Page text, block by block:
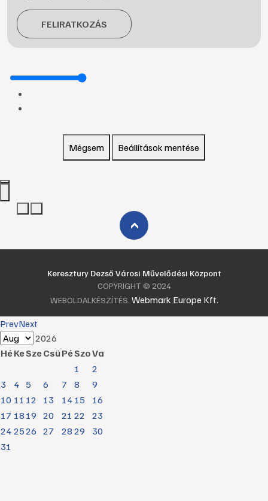
FELIRATKOZÁS
Mégsem Beállítások mentése
›
Keresztury Dezső Városi Művelődési Központ
COPYRIGHT © 2024
WEBOLDALKÉSZÍTÉS: Webmark Europe Kft.
PrevNext
2026
HéKeSzeCsüPéSzoVa
1
2
3
4 5 6 7 8
9
10 11 12 13 14 15
16
17 18 19 20 21 22
23
24 2526 27 28 29
30
31